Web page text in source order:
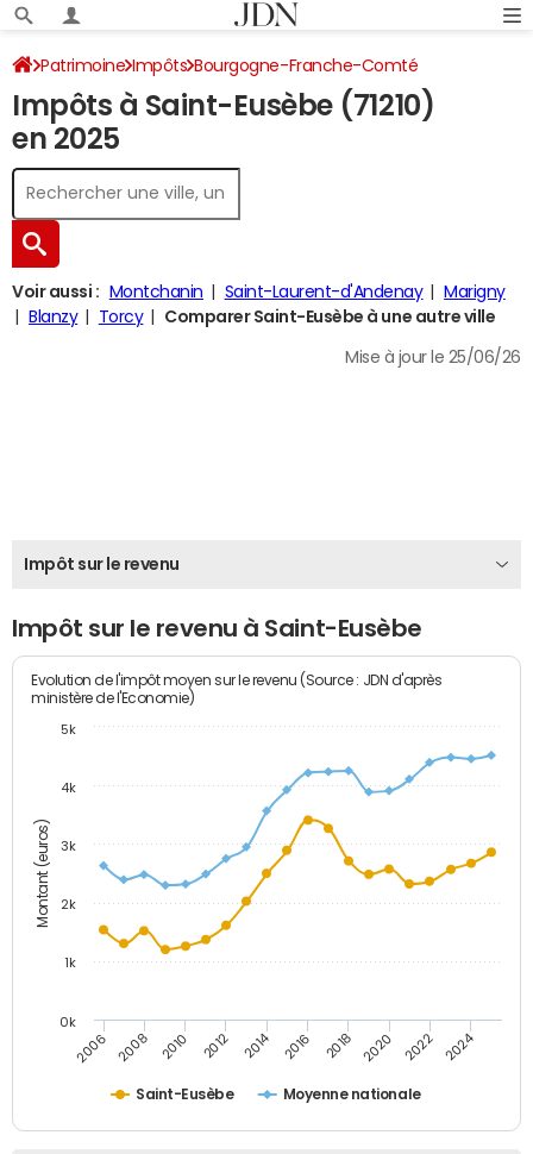
Patrimoine Impôts Bourgogne-Franche-Comté
Saône-et-Loire Saint-Eusèbe Impôt sur le revenu
Impôts à Saint-Eusèbe (71210)
en 2025
Voir aussi : Montchanin Saint-Laurent-d'Andenay
Marigny
Blanzy
Torcy Comparer Saint-Eusèbe à une autre ville
Mise à jour le 25/06/26
Impôt sur le revenu
Impôt sur le revenu à Saint-Eusèbe
Montant (euros)
Evolution de l'impôt moyen sur le revenu (Source : JDN d'après
ministère de l'Economie)
Saint-Eusèbe Moyenne nationale
2006 2008 2010 2012 2014 2016 2018 2020 2022 2024
0k
1k
2k
3k
4k
5k